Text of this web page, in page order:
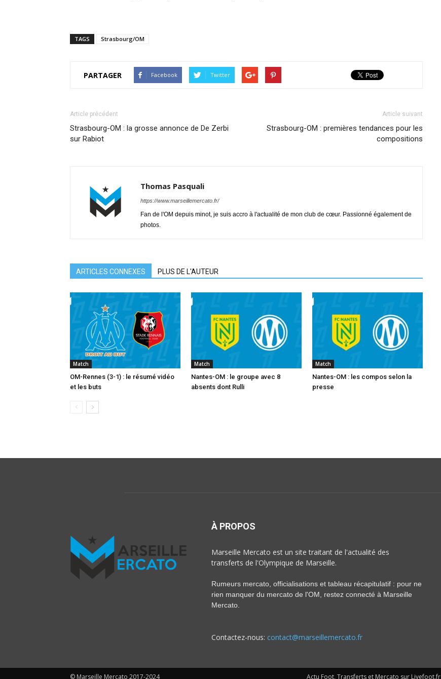
TAGS Strasbourg/OM
PARTAGER Facebook Twitter
Article précédent
Strasbourg-OM : la grosse annonce de De Zerbi
sur Rabiot
Article suivant
Strasbourg-OM : premières tendances pour les
compositions
Thomas Pasquali
https://www.marseillemercato.fr/
Fan de l'OM depuis minot, je suis accro à l'actualité de mon club de cœur. Passionné également de
photos.
ARTICLES CONNEXES PLUS DE L'AUTEUR
Match
OM-Rennes (3-1) : le résumé vidéo
et les buts
Match
Nantes-OM : le groupe avec 8
absents dont Rulli
Match
Nantes-OM : les compos selon la
presse
À PROPOS
Marseille Mercato est un site traitant de l'actualité des
transferts de l'Olympique de Marseille.
Rumeurs mercato, officialisations et tableau récapitulatif : pour ne
rien manquer du mercato de l'OM, restez connecté à Marseille
Mercato.
Contactez-nous: contact@marseillemercato.fr
Actu Foot, Transferts et Mercato sur Livefoot.fr
© Marseille Mercato 2017-2024